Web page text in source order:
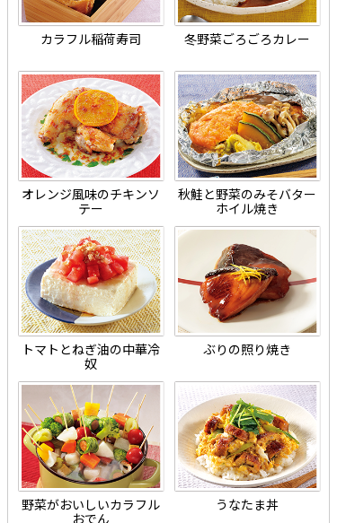
カラフル稲荷寿司 冬野菜ごろごろカレー
オレンジ風味のチキンソ
テー
秋鮭と野菜のみそバター
ホイル焼き
トマトとねぎ油の中華冷
奴
ぶりの照り焼き
野菜がおいしいカラフル
おでん
うなたま丼